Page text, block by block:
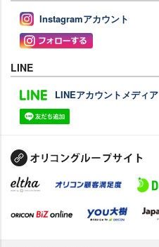
Instagramアカウント
LINE
LINEアカウントメディア